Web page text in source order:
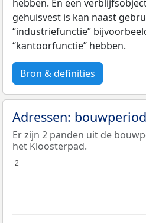
hebben. En een
gehuisvest is kan naast
“industriefunctie”
“kantoorfunctie” hebben.
Bron & definities
Adressen:
Er zijn 2 panden uit de
het Kloosterpad.
2
2